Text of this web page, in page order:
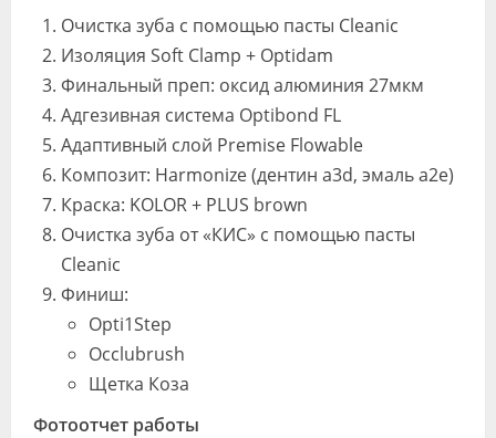
Очистка зуба с помощью пасты Cleanic
Изоляция Soft Clamp + Optidam
Финальный преп: оксид алюминия 27мкм
Адгезивная система Optibond FL
Адаптивный слой Premise Flowable
Композит: Harmonize (дентин а3d, эмаль a2e)
Краска: KOLOR + PLUS brown
Очистка зуба от «КИС» с помощью пасты
Cleanic
Финиш:
Opti1Step
Occlubrush
Щетка Коза
Фотоотчет работы